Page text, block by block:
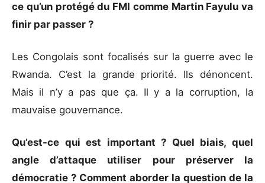
ce qu’un protégé du FMI comme Martin Fayulu va
finir par passer ?
Les Congolais sont focalisés sur la guerre avec le
Rwanda. C’est la grande priorité. Ils dénoncent.
Mais il n’y a pas que ça. Il y a la corruption, la
mauvaise gouvernance.
Qu’est-ce qui est important ? Quel biais, quel
angle d’attaque utiliser pour préserver la
démocratie ? Comment aborder la question de la